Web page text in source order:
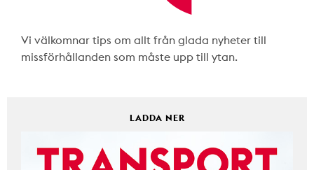
Vi välkomnar tips om allt från glada nyheter till
missförhållanden som måste upp till ytan.
LADDA NER